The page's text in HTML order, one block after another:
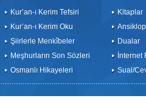
Kur’an-ı Kerim Tefsiri
Kur’an-ı Kerim Oku
Şiirlerle Menkîbeler
Meşhurların Son Sözleri
Osmanlı Hikayeleri
Kitaplar
Dualar
İnternet
Sual/